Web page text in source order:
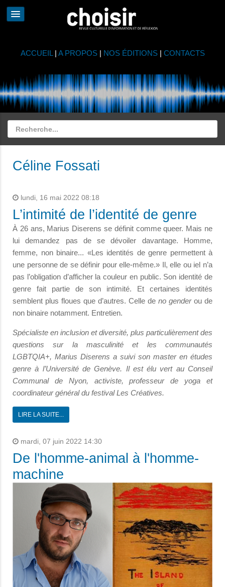
ACCUEIL | A PROPOS| NOS ÉDITIONS| CONTACTS
Céline Fossati
lundi, 16 mai 2022 08:18
L’intimité de l’identité de genre
À 26 ans, Marius Diserens se définit comme queer. Mais ne
lui demandez pas de se dévoiler davantage. Homme,
femme, non binaire... «Les identités de genre permettent à
une personne de se définir pour elle-même.» Il, elle ou iel n’a
pas l’obligation d’afficher la couleur en public. Son identité de
genre fait partie de son intimité. Et certaines identités
semblent plus floues que d’autres. Celle de no genderou de
non binaire notamment. Entretien.
Spécialiste en inclusion et diversité, plus particulièrement des
questions sur la masculinité et les communautés
LGBTQIA+, Marius Diserens a suivi son master en études
genre à l’Université de Genève. Il est élu vert au Conseil
Communal de Nyon, activiste, professeur de yoga et
coordinateur général du festival Les Créatives.
LIRE LA SUITE...
mardi, 07 juin 2022 14:30
De l'homme-animal à l'homme-
machine